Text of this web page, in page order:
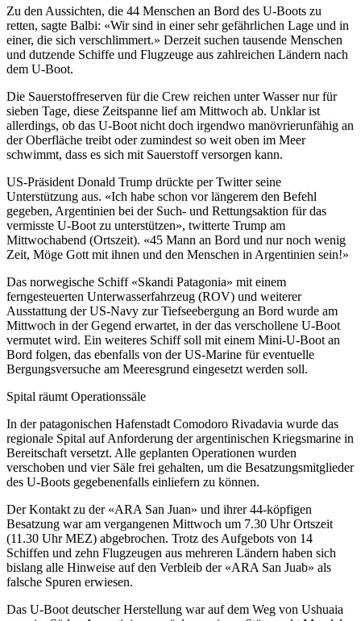
Zu den Aussichten, die 44 Menschen an Bord des U-Boots zu
retten, sagte Balbi: «Wir sind in einer sehr gefährlichen Lage und in
einer, die sich verschlimmert.» Derzeit suchen tausende Menschen
und dutzende Schiffe und Flugzeuge aus zahlreichen Ländern nach
dem U-Boot.
Die Sauerstoffreserven für die Crew reichen unter Wasser nur für
sieben Tage, diese Zeitspanne lief am Mittwoch ab. Unklar ist
allerdings, ob das U-Boot nicht doch irgendwo manövrierunfähig an
der Oberfläche treibt oder zumindest so weit oben im Meer
schwimmt, dass es sich mit Sauerstoff versorgen kann.
US-Präsident Donald Trump drückte per Twitter seine
Unterstützung aus. «Ich habe schon vor längerem den Befehl
gegeben, Argentinien bei der Such- und Rettungsaktion für das
vermisste U-Boot zu unterstützen», twitterte Trump am
Mittwochabend (Ortszeit). «45 Mann an Bord und nur noch wenig
Zeit, Möge Gott mit ihnen und den Menschen in Argentinien sein!»
Das norwegische Schiff «Skandi Patagonia» mit einem
ferngesteuerten Unterwasserfahrzeug (ROV) und weiterer
Ausstattung der US-Navy zur Tiefseebergung an Bord wurde am
Mittwoch in der Gegend erwartet, in der das verschollene U-Boot
vermutet wird. Ein weiteres Schiff soll mit einem Mini-U-Boot an
Bord folgen, das ebenfalls von der US-Marine für eventuelle
Bergungsversuche am Meeresgrund eingesetzt werden soll.
Spital räumt Operationssäle
In der patagonischen Hafenstadt Comodoro Rivadavia wurde das
regionale Spital auf Anforderung der argentinischen Kriegsmarine in
Bereitschaft versetzt. Alle geplanten Operationen wurden
verschoben und vier Säle frei gehalten, um die Besatzungsmitglieder
des U-Boots gegebenenfalls einliefern zu können.
Der Kontakt zu der «ARA San Juan» und ihrer 44-köpfigen
Besatzung war am vergangenen Mittwoch um 7.30 Uhr Ortszeit
(11.30 Uhr MEZ) abgebrochen. Trotz des Aufgebots von 14
Schiffen und zehn Flugzeugen aus mehreren Ländern haben sich
bislang alle Hinweise auf den Verbleib der «ARA San Juab» als
falsche Spuren erwiesen.
Das U-Boot deutscher Herstellung war auf dem Weg von Ushuaia